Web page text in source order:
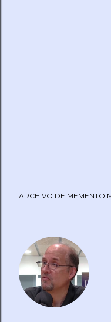
ARCHIVO DE MEMENTO